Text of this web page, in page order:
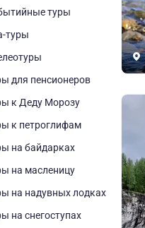
туры
туры
для пенсионеров
к Деду Морозу
к петроглифам
на байдарках
на масленицу
на надувных лодках
на снегоступах